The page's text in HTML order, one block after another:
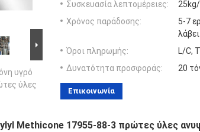
υγρό
ύλες
Συσκευασία λεπτομέρειες:
Χρόνος παράδοσης:
5-7
Όροι πληρωμής:
L/C,
Δυνατότητα προσφοράς:
20
Επικοινωνία
Methicone 17955-88-3 πρώτες ύλες